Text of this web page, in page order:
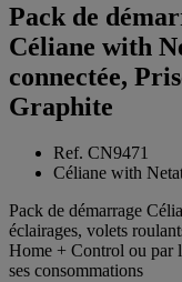
Pack de
Céliane with
connectée,
Graphite
Ref. CN9471
Céliane with
Pack de démarrage
éclairages, volets
Home + Control ou par
ses consommations